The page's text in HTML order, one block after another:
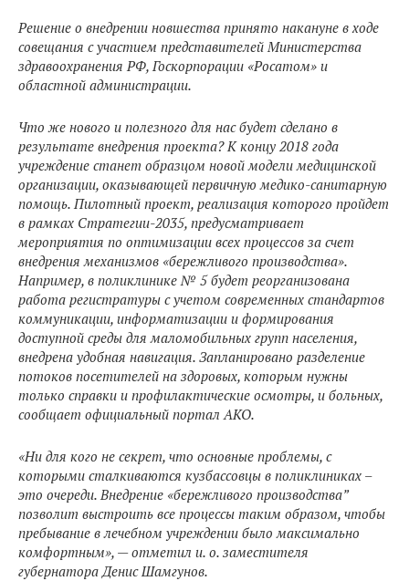
Решение о внедрении новшества принято накануне в ходе
совещания с участием представителей Министерства
здравоохранения РФ, Госкорпорации «Росатом» и
областной администрации.
Что же нового и полезного для нас будет сделано в
результате внедрения проекта? К концу 2018 года
учреждение станет образцом новой модели медицинской
организации, оказывающей первичную медико-санитарную
помощь. Пилотный проект, реализация которого пройдет
в рамках Стратегии-2035, предусматривает
мероприятия по оптимизации всех процессов за счет
внедрения механизмов «бережливого производства».
Например, в поликлинике № 5 будет реорганизована
работа регистратуры с учетом современных стандартов
коммуникации, информатизации и формирования
доступной среды для маломобильных групп населения,
внедрена удобная навигация. Запланировано разделение
потоков посетителей на здоровых, которым нужны
только справки и профилактические осмотры, и больных,
сообщает официальный портал АКО.
«Ни для кого не секрет, что основные проблемы, с
которыми сталкиваются кузбассовцы в поликлиниках –
это очереди. Внедрение «бережливого производства”
позволит выстроить все процессы таким образом, чтобы
пребывание в лечебном учреждении было максимально
комфортным», — отметил и. о. заместителя
губернатора Денис Шамгунов.